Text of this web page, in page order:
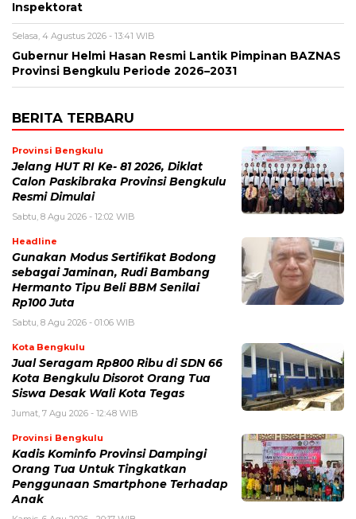
Inspektorat
Selasa, 4 Agustus 2026 - 13:41 WIB
Gubernur Helmi Hasan Resmi Lantik Pimpinan BAZNAS
Provinsi Bengkulu Periode 2026–2031
BERITA TERBARU
Provinsi Bengkulu
Jelang HUT RI Ke- 81 2026, Diklat
Calon Paskibraka Provinsi Bengkulu
Resmi Dimulai
Sabtu, 8 Agu 2026 - 12:02 WIB
Headline
Gunakan Modus Sertifikat Bodong
sebagai Jaminan, Rudi Bambang
Hermanto Tipu Beli BBM Senilai
Rp100 Juta
Sabtu, 8 Agu 2026 - 01:06 WIB
Kota Bengkulu
Jual Seragam Rp800 Ribu di SDN 66
Kota Bengkulu Disorot Orang Tua
Siswa Desak Wali Kota Tegas
Jumat, 7 Agu 2026 - 12:48 WIB
Provinsi Bengkulu
Kadis Kominfo Provinsi Dampingi
Orang Tua Untuk Tingkatkan
Penggunaan Smartphone Terhadap
Anak